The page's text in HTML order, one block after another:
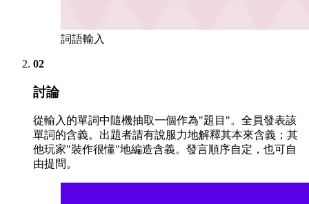
詞語輸入
02
討論
從輸入的單詞中隨機抽取一個作為"題目"。全員發表該
單詞的含義。出題者請有說服力地解釋其本來含義；其
他玩家"裝作很懂"地編造含義。發言順序自定，也可自
由提問。